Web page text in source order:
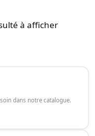
à afficher
dans notre catalogue.